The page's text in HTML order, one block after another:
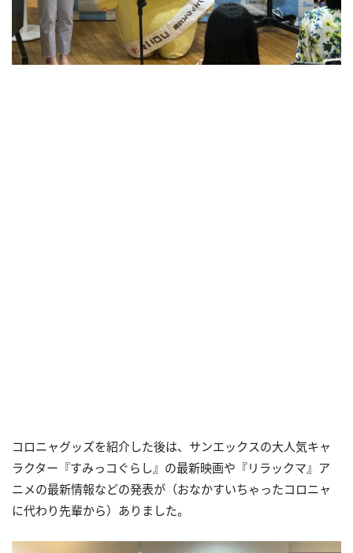
コロニャグッズを紹介した後は、サンエックスの大人気キャ
ラクター『すみっコぐらし』の最新映画や『リラックマ』ア
ニメの最新情報などの発表が（おなかすいちゃったコロニャ
に代わり先輩から）ありました。